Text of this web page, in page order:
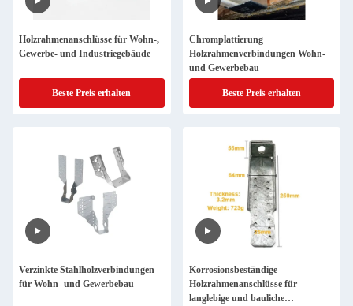
Holzrahmenanschlüsse für Wohn-,
Gewerbe- und Industriegebäude
Beste Preis erhalten
Chromplattierung
Holzrahmenverbindungen Wohn-
und Gewerbebau
Beste Preis erhalten
Verzinkte Stahlholzverbindungen
für Wohn- und Gewerbebau
Korrosionsbeständige
Holzrahmenanschlüsse für
langlebige und bauliche